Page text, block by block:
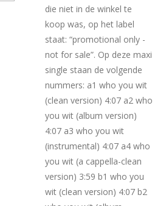
die niet in de winkel te
koop was, op het label
staat: “promotional only -
not for sale”. Op deze maxi
single staan de volgende
nummers: a1 who you wit
(clean version) 4:07 a2 who
you wit (album version)
4:07 a3 who you wit
(instrumental) 4:07 a4 who
you wit (a cappella-clean
version) 3:59 b1 who you
wit (clean version) 4:07 b2